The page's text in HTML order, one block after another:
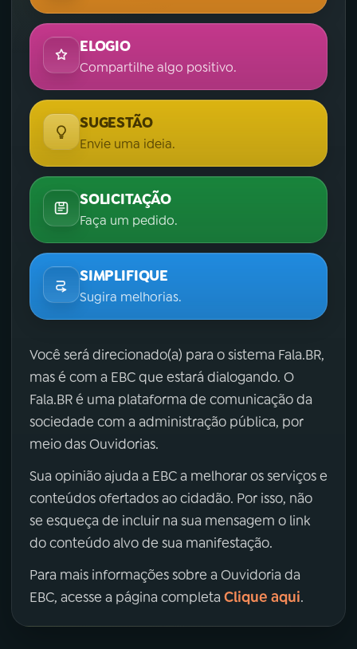
ELOGIO
Compartilhe algo positivo.
SUGESTÃO
Envie uma ideia.
SOLICITAÇÃO
Faça um pedido.
SIMPLIFIQUE
Sugira melhorias.
Você será direcionado(a) para o sistema Fala.BR,
mas é com a EBC que estará dialogando. O
Fala.BR é uma plataforma de comunicação da
sociedade com a administração pública, por
meio das Ouvidorias.
Sua opinião ajuda a EBC a melhorar os serviços e
conteúdos ofertados ao cidadão. Por isso, não
se esqueça de incluir na sua mensagem o link
do conteúdo alvo de sua manifestação.
Para mais informações sobre a Ouvidoria da
EBC, acesse a página completa Clique aqui.